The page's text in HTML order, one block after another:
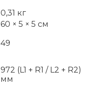
0,31 кг
60 × 5 × 5 см
49
972 (L1 + R1 / L2 + R2)
мм